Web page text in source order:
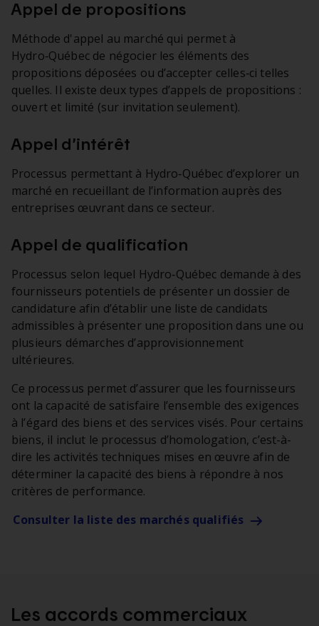
Appel de propositions
Méthode d'appel au marché qui permet à
Hydro‑Québec de négocier les éléments des
propositions déposées ou d’accepter celles‑ci telles
quelles. Il existe deux types d’appels de propositions :
ouvert et limité (sur invitation seulement).
Appel d’intérêt
Processus permettant à Hydro‑Québec d’explorer un
marché en recueillant de l’information auprès des
entreprises œuvrant dans ce secteur.
Appel de qualification
Processus selon lequel Hydro‑Québec demande à des
fournisseurs potentiels de présenter un dossier de
candidature afin d’établir une liste de candidats
admissibles à présenter une proposition dans une ou
plusieurs démarches d’approvisionnement
ultérieures.
Ce processus permet d’assurer que les fournisseurs
ont la capacité de satisfaire l’ensemble des exigences
à l’égard des biens et des services visés. Pour certains
biens, il inclut le processus d’homologation, c’est-à-
dire les activités techniques mises en œuvre afin de
déterminer la capacité des biens à répondre à nos
critères de performance.
Consulter la liste des marchés qualifiés
Les accords commerciaux